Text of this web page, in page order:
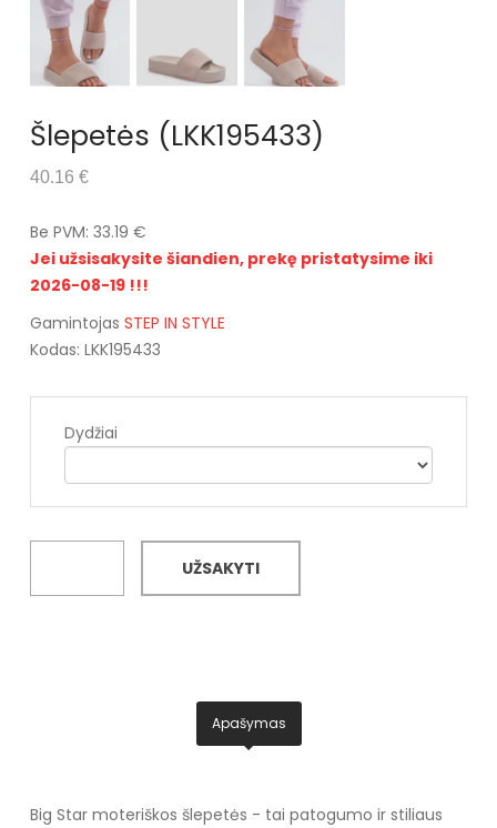
Šlepetės (LKK195433)
40.16 €
Be PVM: 33.19 €
Jei užsisakysite šiandien, prekę pristatysime iki
2026-08-19 !!!
Gamintojas STEP IN STYLE
Kodas: LKK195433
Dydžiai
UŽSAKYTI
Apašymas
Big Star moteriškos šlepetės - tai patogumo ir stiliaus